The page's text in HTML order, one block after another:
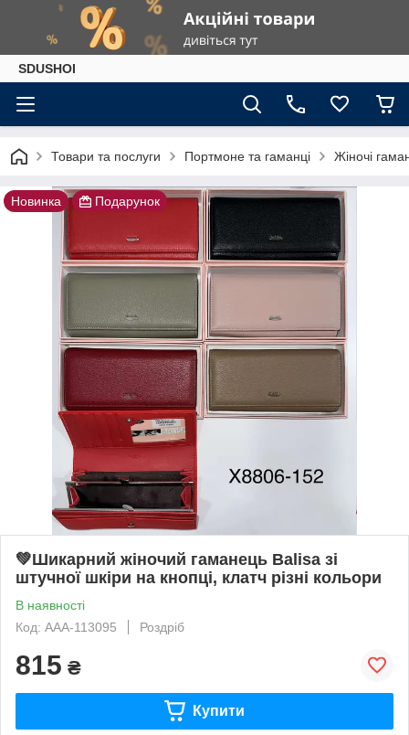
SDUSHOI
Товари та послуги Портмоне та гаманці Жіночі
Новинка Подарунок
💚Шикарний жіночий гаманець Balisa зі
штучної шкіри на кнопці, клатч різні кольори
В наявності
Код: AAA-113095
Роздріб
815 ₴
Купити